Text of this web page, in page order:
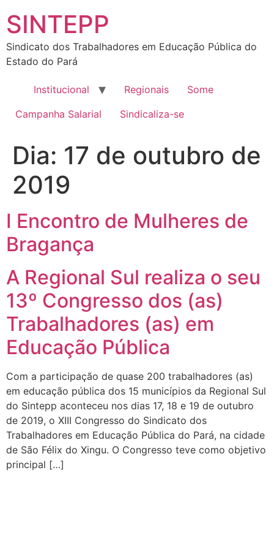
SINTEPP
Sindicato dos Trabalhadores em Educação Pública do
Estado do Pará
Institucional Regionais
Some
Campanha Salarial
Sindicaliza-se
Dia: 17 de outubro de
2019
I Encontro de Mulheres de
Bragança
A Regional Sul realiza o seu
13º Congresso dos (as)
Trabalhadores (as) em
Educação Pública
Com a participação de quase 200 trabalhadores (as)
em educação pública dos 15 municípios da Regional Sul
do Sintepp aconteceu nos dias 17, 18 e 19 de outubro
de 2019, o XIII Congresso do Sindicato dos
Trabalhadores em Educação Pública do Pará, na cidade
de São Félix do Xingu. O Congresso teve como objetivo
principal […]